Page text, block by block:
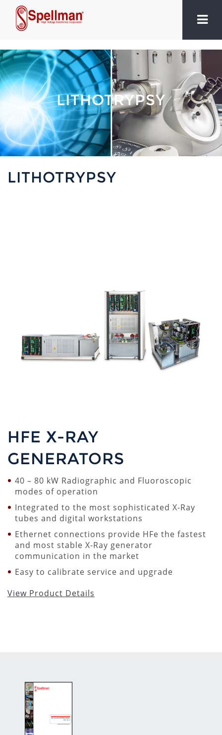
LITHOTRYPSY
LITHOTRYPSY
HFE X-RAY
GENERATORS
40 – 80 kW Radiographic and Fluoroscopic
modes of operation
Integrated to the most sophisticated X-Ray
tubes and digital workstations
Ethernet connections provide HFe the fastest
and most stable X-Ray generator
communication in the market
Easy to calibrate service and upgrade
View Product Details